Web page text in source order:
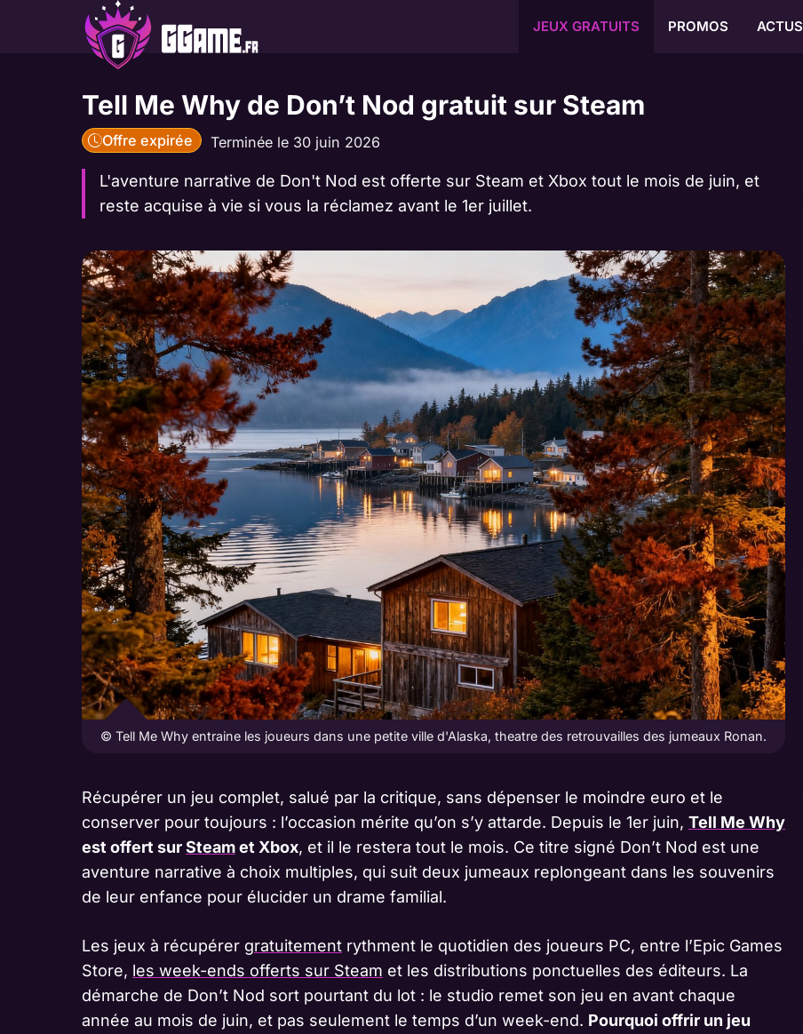
JEUX GRATUITS PROMOS ACTUS
Tell Me Why de Don’t Nod gratuit sur Steam
Offre expirée Terminée le 30 juin 2026
L'aventure narrative de Don't Nod est offerte sur Steam et Xbox tout le mois de juin, et
reste acquise à vie si vous la réclamez avant le 1er juillet.
© Tell Me Why entraine les joueurs dans une petite ville d'Alaska, theatre des retrouvailles des jumeaux Ronan.
Récupérer un jeu complet, salué par la critique, sans dépenser le moindre euro et le
conserver pour toujours : l’occasion mérite qu’on s’y attarde. Depuis le 1er juin, Tell Me Why
est offert surSteamet Xbox, et il le restera tout le mois. Ce titre signé Don’t Nod est une
aventure narrative à choix multiples, qui suit deux jumeaux replongeant dans les souvenirs
de leur enfance pour élucider un drame familial.
Les jeux à récupérer gratuitement rythment le quotidien des joueurs PC, entre l’Epic Games
Store, les week-ends offerts sur Steam et les distributions ponctuelles des éditeurs. La
démarche de Don’t Nod sort pourtant du lot : le studio remet son jeu en avant chaque
année au mois de juin, et pas seulement le temps d’un week-end. Pourquoi offrir un jeu